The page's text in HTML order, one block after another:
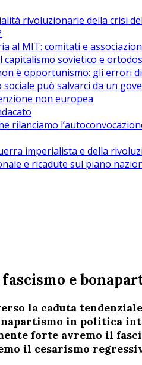
rivoluzionarie della crisi
al MIT: comitati e
capitalismo sovietico e
è opportunismo: gli errori
può salvarci da un
non europea
rilanciamo
imperialista e della
e ricadute sul piano
e
la caduta
in politica
forte avremo il
il cesarismo